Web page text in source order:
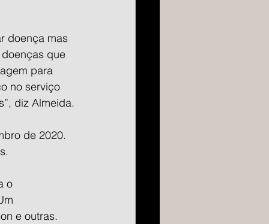
doença mas
que
para
no serviço
diz Almeida.
de 2020.
o
e outras.